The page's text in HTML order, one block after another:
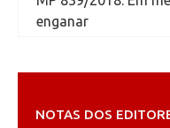
enganar
NOTAS DOS